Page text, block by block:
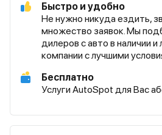
Быстро и удобно
Не нужно никуда ездить,
множество заявок. Мы
дилеров с авто в наличии и
компании с лучшими
Бесплатно
Услуги AutoSpot для Вас